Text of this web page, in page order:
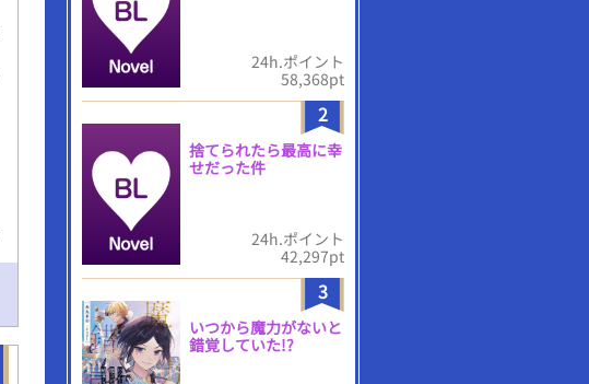
24h.ポイント
58,368pt
2
捨てられたら最高に幸
せだった件
24h.ポイント
42,297pt
3
いつから魔力がないと
錯覚していた!?